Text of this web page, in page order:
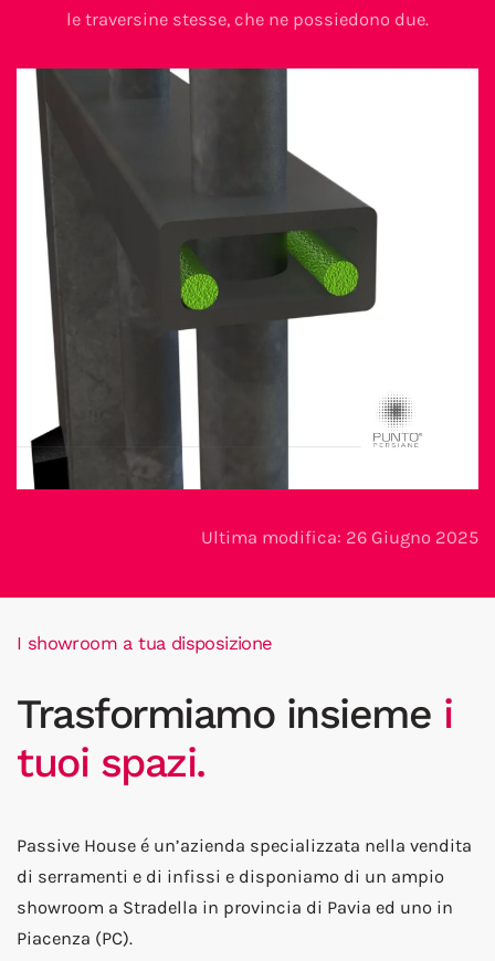
le traversine stesse, che ne possiedono due.
Ultima modifica: 26 Giugno 2025
I showroom a tua disposizione
Trasformiamo insieme i
tuoi spazi.
Passive House é un’azienda specializzata nella vendita
di serramenti e di infissi e disponiamo di un ampio
showroom a Stradella in provincia di Pavia ed uno in
Piacenza (PC).